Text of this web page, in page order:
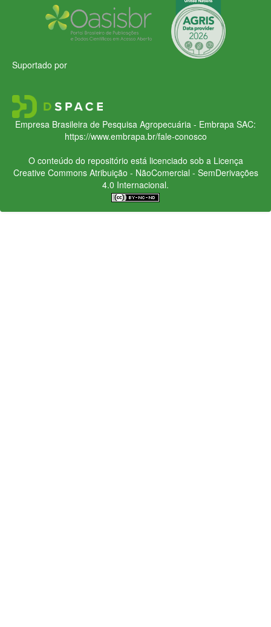
Suportado por
Empresa Brasileira de Pesquisa Agropecuária - Embrapa SAC:
https://www.embrapa.br/fale-conosco
O conteúdo do repositório está licenciado sob a Licença
Creative CommonsAtribuição - NãoComercial - SemDerivações
4.0 Internacional.